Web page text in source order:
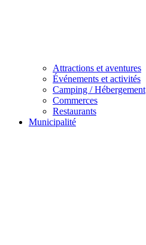
Attractions et aventures
Événements et activités
Camping / Hébergement
Commerces
Restaurants
Municipalité